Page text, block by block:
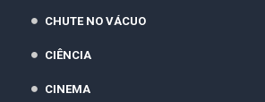
CHUTE NO VÁCUO
CIÊNCIA
CINEMA